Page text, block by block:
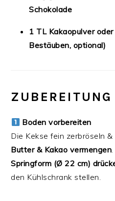
Schokolade
1 TL Kakaopulver
Bestäuben, optional)
ZUBEREITUNG
Boden vorbereiten
Die Kekse fein zerbröseln
Butter & Kakao vermengen
Springform (Ø 22 cm)
den Kühlschrank stellen.